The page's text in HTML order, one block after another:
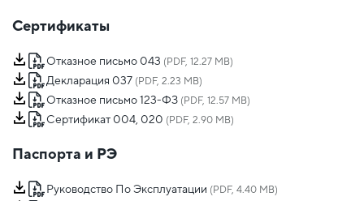
Сертификаты
Отказное письмо 043 (PDF, 12.27 MB)
Декларация 037 (PDF, 2.23 MB)
Отказное письмо 123-ФЗ (PDF, 12.57 MB)
Сертификат 004, 020 (PDF, 2.90 MB)
Паспорта и РЭ
Руководство По Эксплуатации (PDF, 4.40 MB)